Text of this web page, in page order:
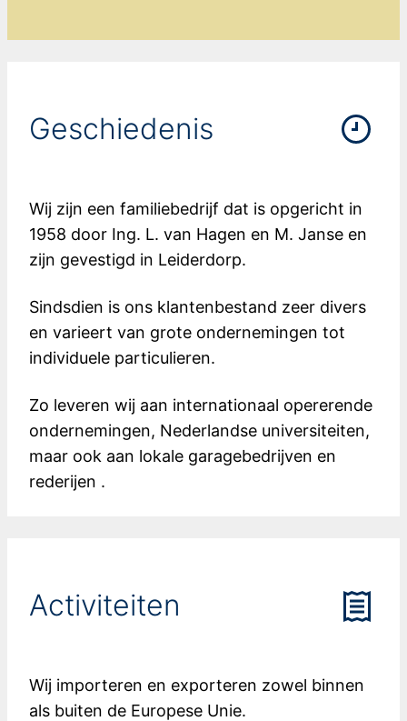
Geschiedenis
Wij zijn een familiebedrijf dat is opgericht in
1958 door Ing. L. van Hagen en M. Janse en
zijn gevestigd in Leiderdorp.
Sindsdien is ons klantenbestand zeer divers
en varieert van grote ondernemingen tot
individuele particulieren.
Zo leveren wij aan internationaal opererende
ondernemingen, Nederlandse universiteiten,
maar ook aan lokale garagebedrijven en
rederijen .
Activiteiten
Wij importeren en exporteren zowel binnen
als buiten de Europese Unie.